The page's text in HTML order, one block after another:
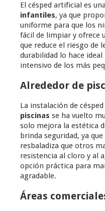
El césped artificial es
infantiles, ya que
uniforme para que los
fácil de limpiar y ofrece
que reduce el riesgo de
durabilidad lo hace
intensivo de los más
Alrededor de
La instalación de
piscinas se ha vuelto
solo mejora la estética
brinda seguridad, ya
resbaladiza que otros
resistencia al cloro y al
opción práctica para
agradable.
Áreas